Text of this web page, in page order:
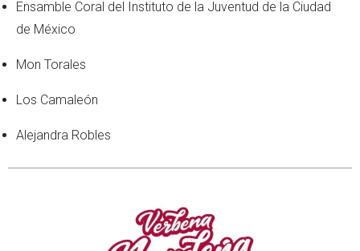
Ensamble Coral del Instituto de la Juventud de la Ciudad
de México
Mon Torales
Los Camaleón
Alejandra Robles